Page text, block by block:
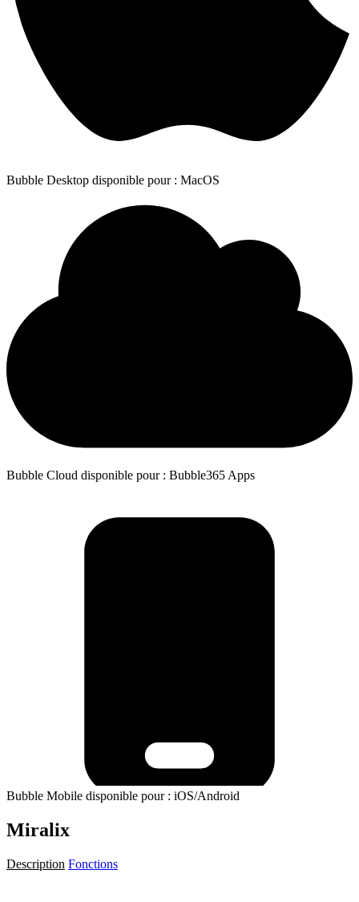
Bubble Desktop disponible pour : MacOS
Bubble Cloud disponible pour : Bubble365 Apps
Bubble Mobile disponible pour : iOS/Android
Miralix
Description Fonctions